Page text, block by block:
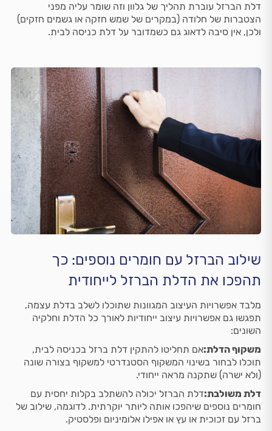
דלת הברזל עוברת תהליך של גלוון וזה שומר עליה מפני
הצטברות של חלודה (במקרים של שמש חזקה או גשמים חזקים)
ולכן, אין סיבה לדאוג גם כשמדובר על דלת כניסה לבית.
שילוב הברזל עם חומרים נוספים: כך
תהפכו את הדלת הברזל לייחודית
מלבד אפשרויות העיצוב המגוונות שתוכלו לשלב בדלת עצמה,
תפגשו גם אפשרויות עיצוב ייחודיות לאורך כל הדלת וחלקיה
השונים:
משקוף הדלת:אם תחליטו להתקין דלת ברזל בכניסה לבית,
תוכלו לבחור בשינוי המשקוף הסטנדרטי למשקוף בצורה שונה
(ולא ישרה) שתקנה מראה ייחודי.
דלת משולבת:דלת הברזל יכולה להשתלב בקלות יחסית עם
חומרים נוספים שיהפכו אותה ליותר יוקרתית. לדוגמה, שילוב של
ברזל עם זכוכית או עץ או אפילו אלומיניום ופלסטיק.